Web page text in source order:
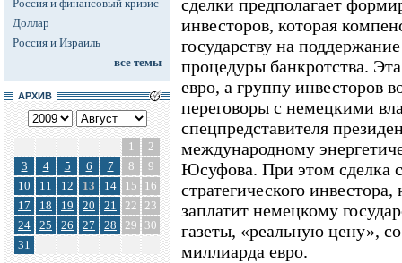
Россия и финансовый кризис
Доллар
Россия и Израиль
все темы
АРХИВ
1
2
3
4 5 6 7 8
9
10
11 12 13 14 15
16
17
18 19 20 21 22 23
24
25 26 27 28 29
30
31
сделки предполагает
инвесторов, которая
государству на
процедуры банкротства.
евро, а группу инвесторов
переговоры с немецкими
спецпредставителя
международному
Юсуфова. При этом сделка
стратегического
заплатит немецкому
газеты, «реальную цену»,
миллиарда евро.